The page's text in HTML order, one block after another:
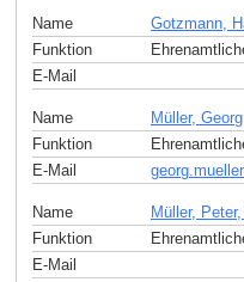
Name
Gotzmann,
Funktion
E-Mail
Name
Müller, Georg
Funktion
E-Mail
Name
Müller, Peter,
Funktion
E-Mail